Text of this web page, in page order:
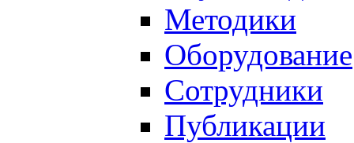
Методики
Оборудование
Сотрудники
Публикации